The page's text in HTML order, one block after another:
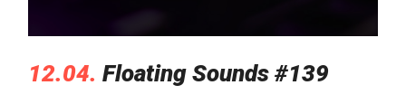
12.04. Floating Sounds #139